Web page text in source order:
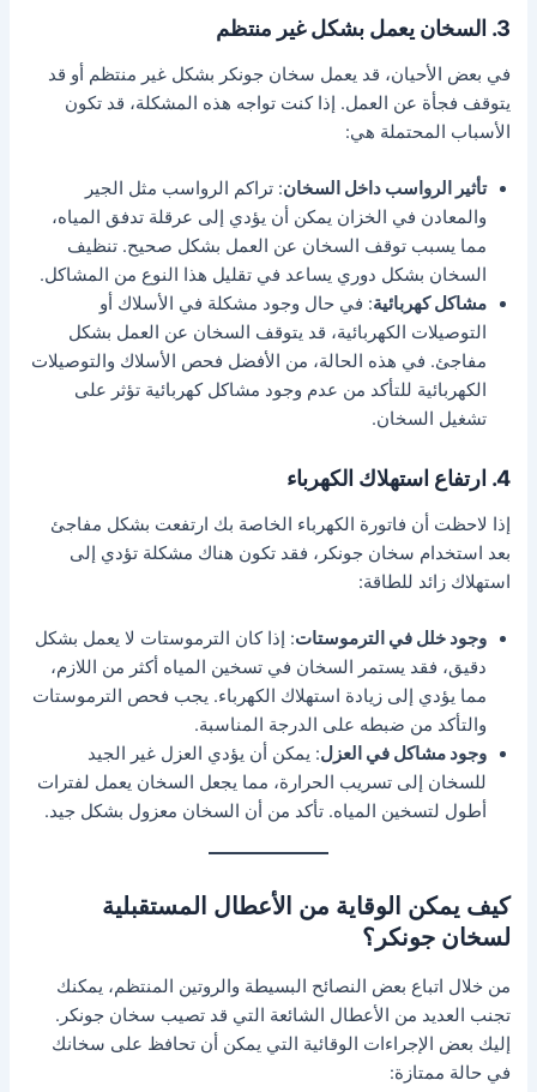
3. السخان يعمل بشكل غير منتظم
في بعض الأحيان، قد يعمل سخان جونكر بشكل غير منتظم أو قد
يتوقف فجأة عن العمل. إذا كنت تواجه هذه المشكلة، قد تكون
الأسباب المحتملة هي:
تأثير الرواسب داخل السخان: تراكم الرواسب مثل الجير
والمعادن في الخزان يمكن أن يؤدي إلى عرقلة تدفق المياه،
مما يسبب توقف السخان عن العمل بشكل صحيح. تنظيف
السخان بشكل دوري يساعد في تقليل هذا النوع من المشاكل.
مشاكل كهربائية: في حال وجود مشكلة في الأسلاك أو
التوصيلات الكهربائية، قد يتوقف السخان عن العمل بشكل
مفاجئ. في هذه الحالة، من الأفضل فحص الأسلاك والتوصيلات
الكهربائية للتأكد من عدم وجود مشاكل كهربائية تؤثر على
تشغيل السخان.
4. ارتفاع استهلاك الكهرباء
إذا لاحظت أن فاتورة الكهرباء الخاصة بك ارتفعت بشكل مفاجئ
بعد استخدام سخان جونكر، فقد تكون هناك مشكلة تؤدي إلى
استهلاك زائد للطاقة:
وجود خلل في الترموستات: إذا كان الترموستات لا يعمل بشكل
دقيق، فقد يستمر السخان في تسخين المياه أكثر من اللازم،
مما يؤدي إلى زيادة استهلاك الكهرباء. يجب فحص الترموستات
والتأكد من ضبطه على الدرجة المناسبة.
وجود مشاكل في العزل: يمكن أن يؤدي العزل غير الجيد
للسخان إلى تسريب الحرارة، مما يجعل السخان يعمل لفترات
أطول لتسخين المياه. تأكد من أن السخان معزول بشكل جيد.
كيف يمكن الوقاية من الأعطال المستقبلية
لسخان جونكر؟
من خلال اتباع بعض النصائح البسيطة والروتين المنتظم، يمكنك
تجنب العديد من الأعطال الشائعة التي قد تصيب سخان جونكر.
إليك بعض الإجراءات الوقائية التي يمكن أن تحافظ على سخانك
في حالة ممتازة: